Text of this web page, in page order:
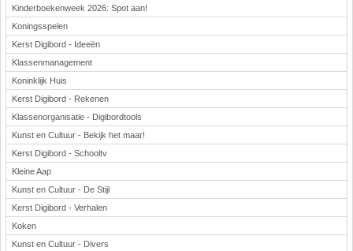
Kinderboekenweek 2026: Spot aan!
Koningsspelen
Kerst Digibord - Ideeën
Klassenmanagement
Koninklijk Huis
Kerst Digibord - Rekenen
Klassenorganisatie - Digibordtools
Kunst en Cultuur - Bekijk het maar!
Kerst Digibord - Schooltv
Kleine Aap
Kunst en Cultuur - De Stijl
Kerst Digibord - Verhalen
Koken
Kunst en Cultuur - Divers